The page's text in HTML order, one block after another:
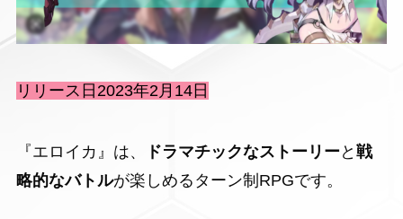
リリース日2023年2月14日
『エロイカ』は、 ドラマチックなストーリーと 戦
略的なバトルが楽しめる ターン制RPGです。